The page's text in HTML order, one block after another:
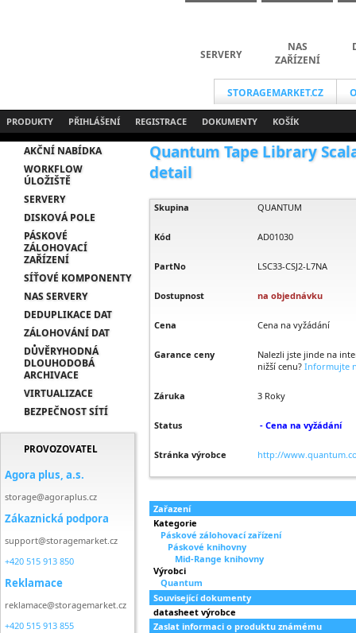
STORAGEMARKET.CZ
SERVERY
NAS
ZAŘÍZENÍ
PRODUKTY PŘIHLÁŠENÍ REGISTRACE DOKUMENTY KOŠÍK
AKČNÍ NABÍDKA
WORKFLOW
ÚLOŽIŠTĚ
SERVERY
DISKOVÁ POLE
PÁSKOVÉ
ZÁLOHOVACÍ
ZAŘÍZENÍ
SÍŤOVÉ KOMPONENTY
NAS SERVERY
DEDUPLIKACE DAT
ZÁLOHOVÁNÍ DAT
DŮVĚRYHODNÁ
DLOUHODOBÁ
ARCHIVACE
VIRTUALIZACE
BEZPEČNOST SÍTÍ
PROVOZOVATEL
Agora plus, a.s.
storage@agoraplus.cz
Zákaznická podpora
support@storagemarket.cz
+420 515 913 850
Reklamace
reklamace@storagemarket.cz
+420 515 913 855
Quantum Tape Library
detail
Skupina QUANTUM
Kód AD01030
PartNo LSC33-CSJ2-L7NA
Dostupnost na objednávku
Cena Cena na vyžádání
Garance ceny
Nalezli jste jinde na
nižší cenu? Informujte
Záruka 3 Roky
Status - Cena na vyžádání
Stránka výrobce http://
Zařazení
Kategorie
Páskové zálohovací zařízení
Páskové knihovny
Mid-Range knihovny
Výrobci
Quantum
Související dokumenty
datasheet výrobce
Zaslat informaci o produktu známému